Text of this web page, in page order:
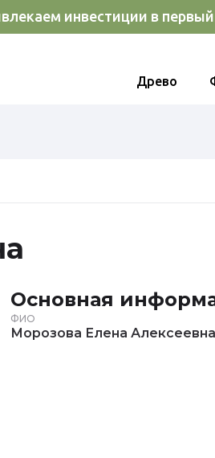
инвестиции в
Древо
Основная
ФИО
Морозова Елена Алексеевна